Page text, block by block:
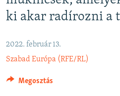
EURÓPAI UNIÓ
KLÍMAVÁLTOZÁS
A MÚLT TANULSÁGAI
ki akar radírozni a
2022. február 13.
Szabad Európa (RFE/RL)
Megosztás